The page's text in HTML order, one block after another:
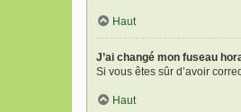
Haut
J’ai changé mon fuseau
Si vous êtes sûr d’avoir
Haut